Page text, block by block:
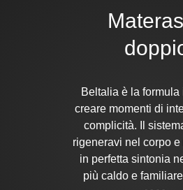
Beltalia è la formula
creare momenti di
complicità. Il
rigeneravi nel corpo
in perfetta sintonia
più caldo e